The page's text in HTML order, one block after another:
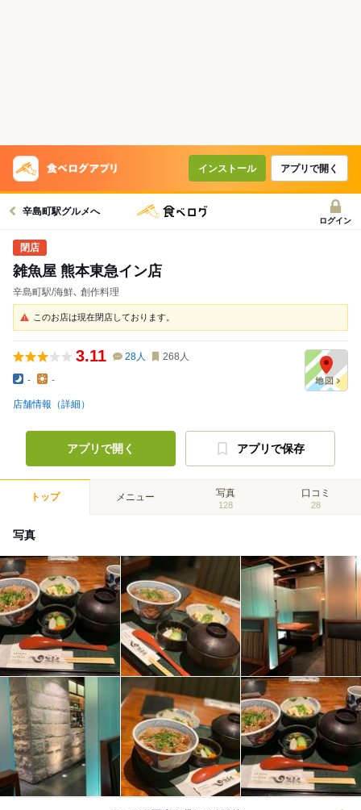
インストール アプリで開く
辛島町駅グルメへ
ログイン
雑魚屋 熊本東急イン店
辛島町駅/海鮮､ 創作料理
このお店は現在閉店しております。
3.11 28人 268 人
- -
店舗情報（詳細）
アプリで開く アプリで保存
トップ メニュー 写真
128
口コミ
28
写真